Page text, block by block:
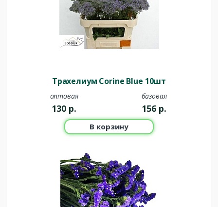
Трахелиум Corine Blue 10шт
оптовая
130 р.
базовая
156 р.
В корзину